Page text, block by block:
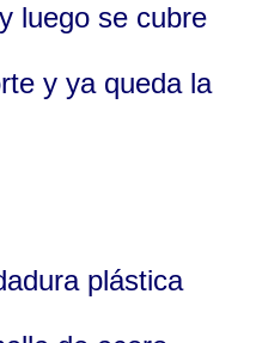
luego se cubre
y ya queda la
plástica